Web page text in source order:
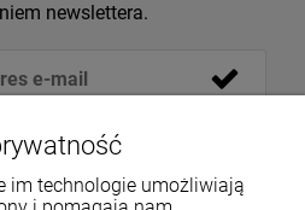
newslettera.
im technologie umożliwiają